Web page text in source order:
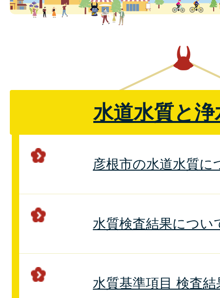
水道水質と
彦根市の水道水質に
水質検査結果につい
水質基準項目 検査結